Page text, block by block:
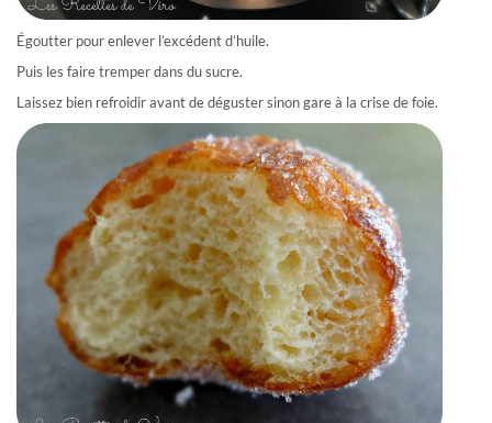
Égoutter pour enlever l’excédent d’huile.
Puis les faire tremper dans du sucre.
Laissez bien refroidir avant de déguster sinon gare à la crise de foie.